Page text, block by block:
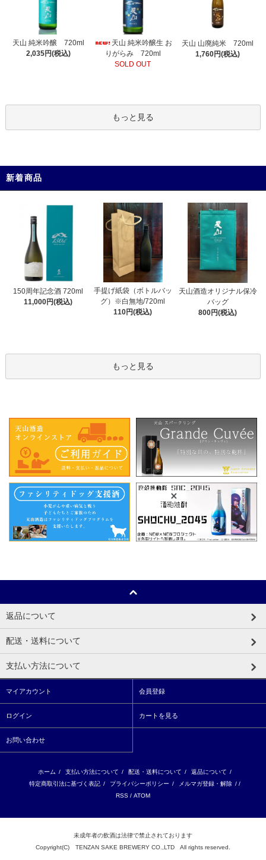
天山 純米吟醸 720ml
2,035円(税込)
天山 純米吟醸生 お
りがらみ 720ml
SOLD OUT
天山 山廃純米 720ml
1,760円(税込)
もっと見る
新着商品
150周年記念酒 720ml
11,000円(税込)
手提げ紙袋（ボトルバッ
グ）※白無地/720ml
110円(税込)
天山酒造オリジナル保冷
バッグ
800円(税込)
もっと見る
返品について
配送・送料について
支払い方法について
マイアカウント 会員登録
ログイン カートを見る
お問い合わせ
ホーム / 支払い方法について / 配送・送料について / 返品について /
特定商取引法に基づく表記 / プライバシーポリシー / メルマガ登録・解除 / /
RSS / ATOM
未成年者の飲酒は法律で禁止されております
Copyright(C) TENZAN SAKE BREWERY CO.,LTD All rights reserved.